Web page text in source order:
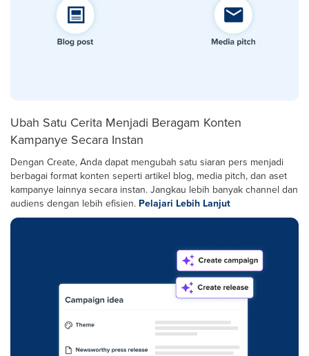
Ubah Satu Cerita Menjadi Beragam Konten
Kampanye Secara Instan
Dengan Create, Anda dapat mengubah satu siaran pers menjadi
berbagai format konten seperti artikel blog, media pitch, dan aset
kampanye lainnya secara instan. Jangkau lebih banyak channel dan
audiens dengan lebih efisien. Pelajari Lebih Lanjut